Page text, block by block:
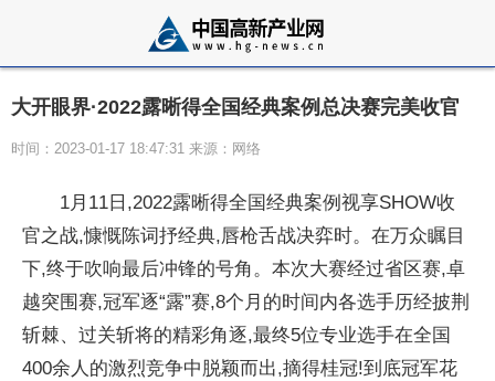
大开眼界·2022露晰得全国经典案例总决赛完美收官
时间：2023-01-17 18:47:31 来源：网络
1月11日,2022露晰得全国经典案例视享SHOW收
官之战,慷慨陈词抒经典,唇枪舌战决弈时。在万众瞩目
下,终于吹响最后冲锋的号角。本次大赛经过省区赛,卓
越突围赛,冠军逐“露”赛,8个月的时间内各选手历经披荆
斩棘、过关斩将的精彩角逐,最终5位专业选手在全国
400余人的激烈竞争中脱颖而出,摘得桂冠!到底冠军花